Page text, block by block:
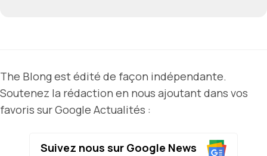
The Blong est édité de façon indépendante.
Soutenez la rédaction en nous ajoutant dans vos
favoris sur Google Actualités :
Suivez nous sur Google News